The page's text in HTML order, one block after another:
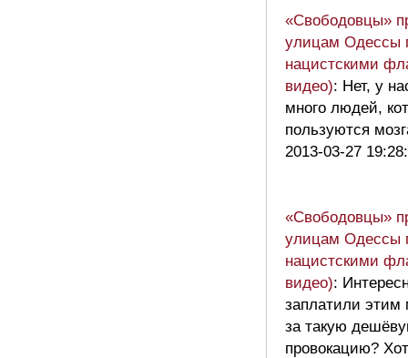
«Свободовцы»
улицам Одессы
нацистскими
видео): Нет, у
много людей,
пользуются
2013-03-27
«Свободовцы»
улицам Одессы
нацистскими
видео):
заплатили этим
за такую
провокацию?